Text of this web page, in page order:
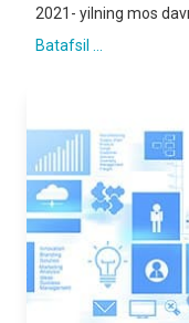
2021- yilning mos
Batafsil ...